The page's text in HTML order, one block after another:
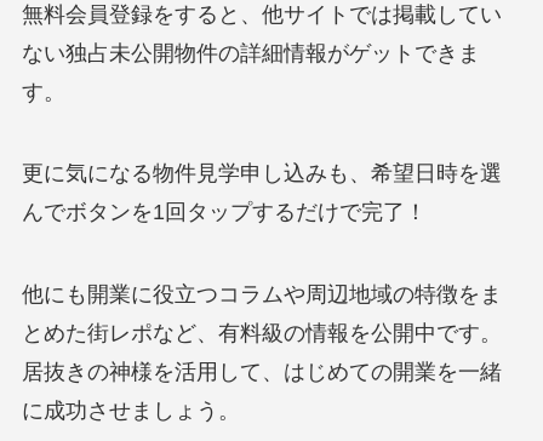
無料会員登録をすると、他サイトでは掲載してい
ない独占未公開物件の詳細情報がゲットできま
す。
更に気になる物件見学申し込みも、希望日時を選
んでボタンを1回タップするだけで完了！
他にも開業に役立つコラムや周辺地域の特徴をま
とめた街レポなど、有料級の情報を公開中です。
居抜きの神様を活用して、はじめての開業を一緒
に成功させましょう。